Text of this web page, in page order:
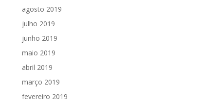
agosto 2019
julho 2019
junho 2019
maio 2019
abril 2019
março 2019
fevereiro 2019